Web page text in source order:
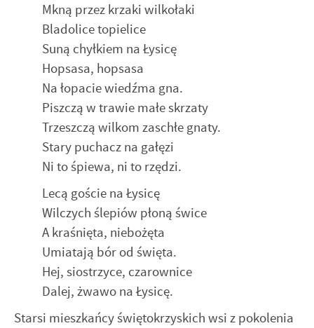
Mkną przez krzaki wilkołaki
Bladolice topielice
Suną chyłkiem na Łysicę
Hopsasa, hopsasa
Na łopacie wiedźma gna.
Piszczą w trawie małe skrzaty
Trzeszczą wilkom zaschłe gnaty.
Stary puchacz na gałęzi
Ni to śpiewa, ni to rzędzi.
Lecą goście na Łysicę
Wilczych ślepiów płoną świce
A kraśnięta, niebożęta
Umiatają bór od święta.
Hej, siostrzyce, czarownice
Dalej, żwawo na Łysicę.
Starsi mieszkańcy świętokrzyskich wsi z pokolenia